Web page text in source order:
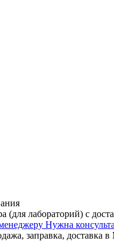
(для лабораторий) с
Нужна
заправка, доставка в